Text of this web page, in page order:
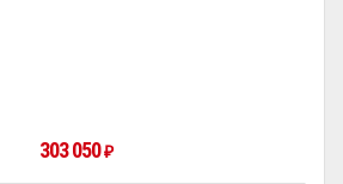
303 050 ₽